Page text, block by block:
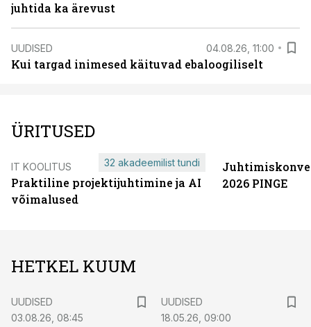
juhtida ka ärevust
UUDISED 04.08.26, 11:00
Kui targad inimesed käituvad ebaloogiliselt
ÜRITUSED
IT KOOLITUS
Praktiline projektijuhtimine ja AI
võimalused
32 akadeemilist tundi
2026 PINGE
HETKEL KUUM
UUDISED
03.08.26, 08:45
UUDISED
18.05.26, 09:00